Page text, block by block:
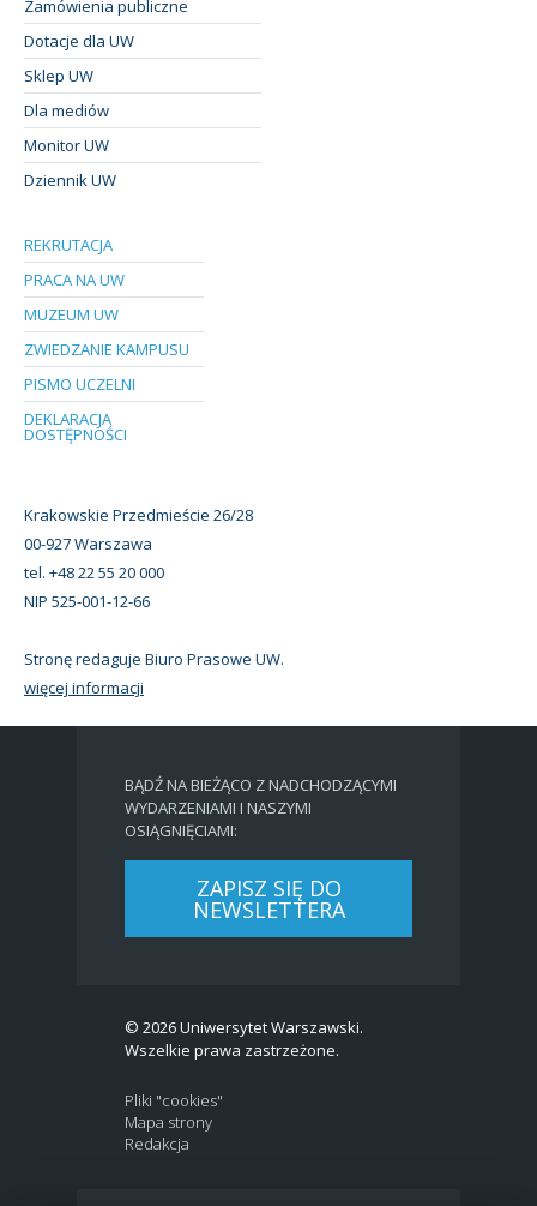
Zamówienia publiczne
Dotacje dla UW
Sklep UW
Dla mediów
Monitor UW
Dziennik UW
REKRUTACJA
PRACA NA UW
MUZEUM UW
ZWIEDZANIE KAMPUSU
PISMO UCZELNI
DEKLARACJA
DOSTĘPNOŚCI
Krakowskie Przedmieście 26/28
00-927 Warszawa
tel. +48 22 55 20 000
NIP 525-001-12-66
Stronę redaguje Biuro Prasowe UW.
więcej informacji
BĄDŹ NA BIEŻĄCO Z NADCHODZĄCYMI
WYDARZENIAMI I NASZYMI
OSIĄGNIĘCIAMI:
ZAPISZ SIĘ DO
NEWSLETTERA
© 2026 Uniwersytet Warszawski.
Wszelkie prawa zastrzeżone.
Pliki "cookies"
Mapa strony
Redakcja